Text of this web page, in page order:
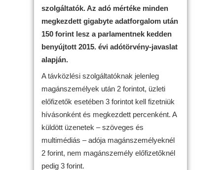
szolgáltatók. Az adó mértéke minden
megkezdett gigabyte adatforgalom után
150 forint lesz a parlamentnek kedden
benyújtott 2015. évi adótörvény-javaslat
alapján.
A távközlési szolgáltatóknak jelenleg
magánszemélyek után 2 forintot, üzleti
előfizetők esetében 3 forintot kell fizetniük
hívásonként és megkezdett percenként. A
küldött üzenetek – szöveges és
multimédiás – adója magánszemélyeknél
2 forint, nem magánszemély előfizetőknél
pedig 3 forint.